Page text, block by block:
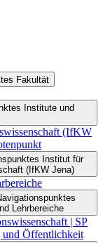
Fakultät
Institute und
(IfKW
Institut für
(IfKW Jena)
Lehrbereiche
| SP
Öffentlichkeit